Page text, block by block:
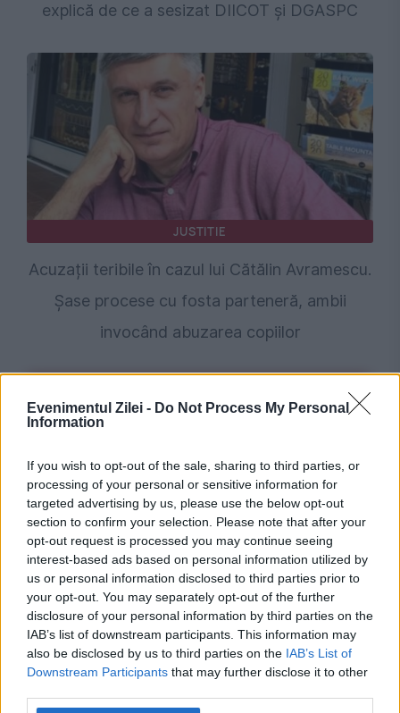
Evenimentul Zilei - Do Not Process My Personal
Information
If you wish to opt-out of the sale, sharing to third parties, or
processing of your personal or sensitive information for
targeted advertising by us, please use the below opt-out
section to confirm your selection. Please note that after your
opt-out request is processed you may continue seeing
interest-based ads based on personal information utilized by
us or personal information disclosed to third parties prior to
your opt-out. You may separately opt-out of the further
disclosure of your personal information by third parties on the
IAB’s list of downstream participants. This information may
also be disclosed by us to third parties on the IAB’s List of
Downstream Participants that may further disclose it to other
explică de ce a sesizat DIICOT și DGASPC
JUSTITIE
Acuzații teribile în cazul lui Cătălin Avramescu.
Șase procese cu fosta parteneră, ambii
invocând abuzarea copiilor
POLITICA
PSD cere activarea mecanismului european
de urgență pentru energie și susține
menținerea centralelor pe cărbune. Critici la
adresa lui Bolojan